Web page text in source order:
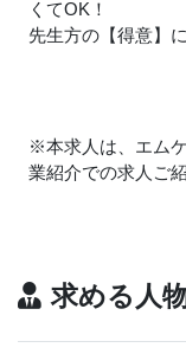
くてOK！
先生方の【得意】
※本求人は、エム
業紹介での求人ご
求める人